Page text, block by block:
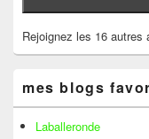
Rejoignez les 16 autres
mes blogs
Laballeronde